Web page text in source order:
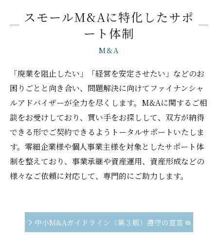
スモールM&Aに特化したサポ
ート体制
M&A
「廃業を阻止したい」「経営を安定させたい」などのお
困りごとと向き合い、問題解決に向けてファイナンシャ
ルアドバイザーが全力を尽くします。M&Aに関するご相
談をお受けしており、買い手をお探しして、双方が納得
できる形でご契約できるようトータルサポートいたしま
す。零細企業様や個人事業主様を対象としたサポート体
制を整えており、事業承継や資産運用、資産形成などの
様々なご依頼に対応して、専門的にご助力します。
中小M&Aガイドライン（第３版）遵守の宣言